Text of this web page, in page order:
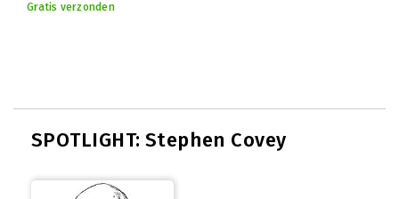
Gratis verzonden
SPOTLIGHT: Stephen Covey